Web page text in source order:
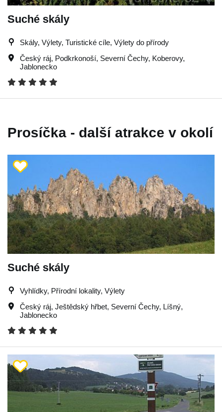
Suché skály
Skály, Výlety, Turistické cíle, Výlety do přírody
Český ráj, Podkrkonoší, Severní Čechy, Koberovy,
Jablonecko
Prosíčka - další atrakce v okolí
Suché skály
Vyhlídky, Přírodní lokality, Výlety
Český ráj, Ještědský hřbet, Severní Čechy, Líšný,
Jablonecko